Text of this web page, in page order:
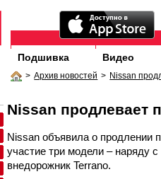
Подшивка Видео
> Архив новостей > Nissan
Nissan продлевает
Nissan объявила о продлении
участие три модели – наряду
внедорожник Terrano.